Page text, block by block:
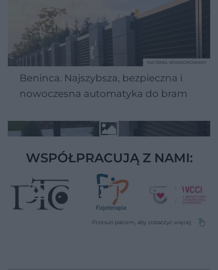
Beninca. Najszybsza, bezpieczna i
nowoczesna automatyka do bram
MATERIAŁ SPONSOROWANY
WSPÓŁPRACUJĄ Z NAMI: